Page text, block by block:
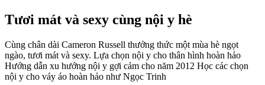
Tươi mát và sexy cùng nội y hè
Cùng chân dài Cameron Russell thưởng thức một mùa hè ngọt
ngào, tươi mát và sexy. Lựa chọn nội y cho thân hình hoàn hảo
Hướng dẫn xu hướng nội y gợi cảm cho năm 2012 Học các chọn
nội y cho váy áo hoàn hảo như Ngọc Trinh